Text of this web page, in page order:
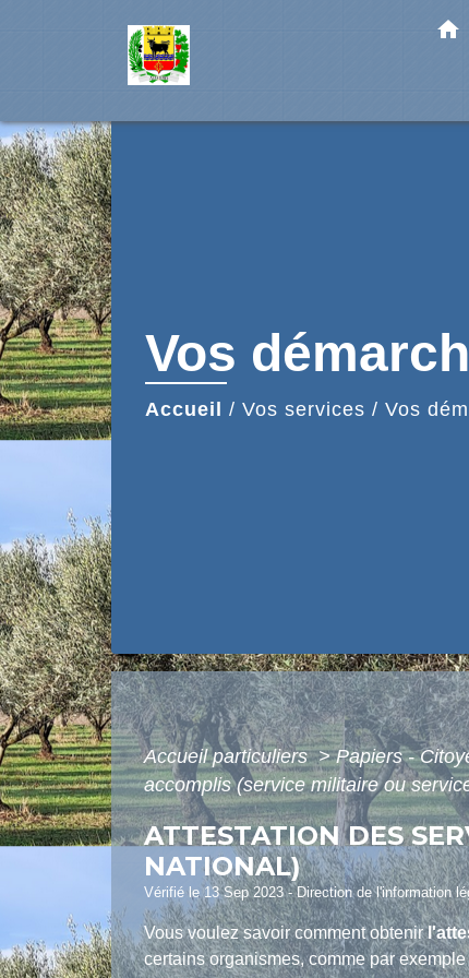
home
Vos
Accueil / Vos services / Vos
Accueil particuliers> Papiers -
accomplis (service militaire ou
ATTESTATION DES
NATIONAL)
Vérifié le 13 Sep 2023 - Direction de l'information
Vous voulez savoir comment obtenir
certains organismes, comme par